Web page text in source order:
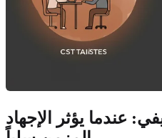
عندما يؤثر الإجهاد